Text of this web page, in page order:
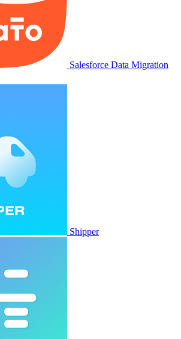
Salesforce Data Migration
Shipper